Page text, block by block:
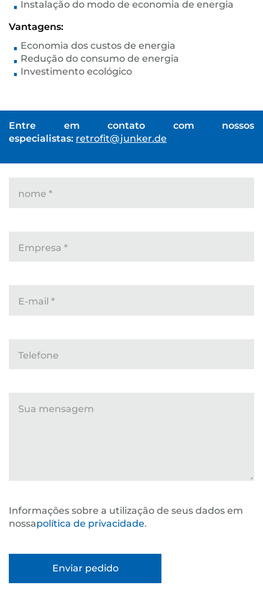
Instalação do modo de economia de energia
Vantagens:
Economia dos custos de energia
Redução do consumo de energia
Investimento ecológico
Entre em contato com nossos
especialistas: retrofit@junker.de
nome *
Empresa *
E-mail *
Telefone
Sua mensagem
Informações sobre a utilização de seus dados em
nossapolítica de privacidade.